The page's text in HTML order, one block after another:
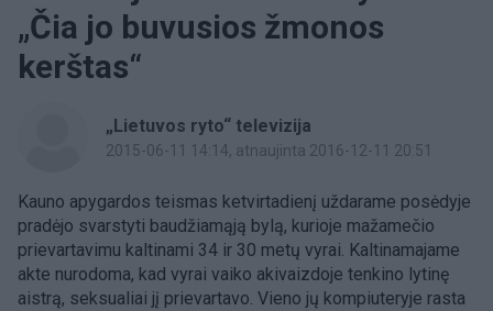
„Čia jo buvusios žmonos
kerštas“
„Lietuvos ryto“ televizija
2015-06-11 14:14, atnaujinta 2016-12-11 20:51
Kauno apygardos teismas ketvirtadienį uždarame posėdyje
pradėjo svarstyti baudžiamąją bylą, kurioje mažamečio
prievartavimu kaltinami 34 ir 30 metų vyrai. Kaltinamajame
akte nurodoma, kad vyrai vaiko akivaizdoje tenkino lytinę
aistrą, seksualiai jį prievartavo. Vieno jų kompiuteryje rasta